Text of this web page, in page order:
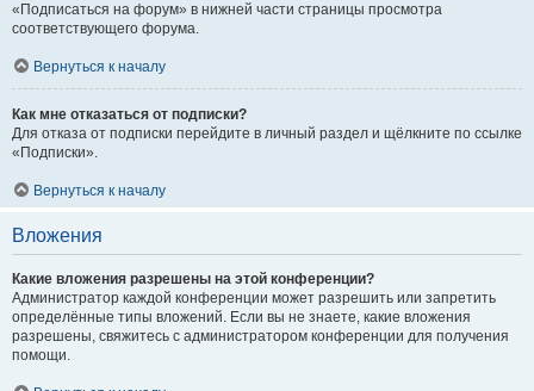
«Подписаться на форум» в нижней части страницы просмотра
соответствующего форума.
Вернуться к началу
Как мне отказаться от подписки?
Для отказа от подписки перейдите в личный раздел и щёлкните по ссылке
«Подписки».
Вернуться к началу
Вложения
Какие вложения разрешены на этой конференции?
Администратор каждой конференции может разрешить или запретить
определённые типы вложений. Если вы не знаете, какие вложения
разрешены, свяжитесь с администратором конференции для получения
помощи.